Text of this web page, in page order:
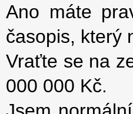
Ano máte
časopis, který
Vraťte se na
000 000 Kč.